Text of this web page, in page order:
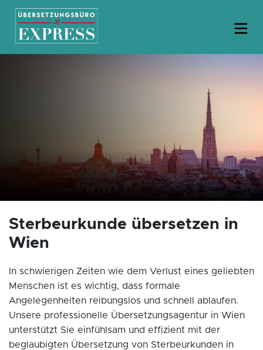
Sterbeurkunde übersetzen in
Wien
In schwierigen Zeiten wie dem Verlust eines geliebten
Menschen ist es wichtig, dass formale
Angelegenheiten reibungslos und schnell ablaufen.
Unsere professionelle Übersetzungsagentur in Wien
unterstützt Sie einfühlsam und effizient mit der
beglaubigten Übersetzung von Sterbeurkunden in